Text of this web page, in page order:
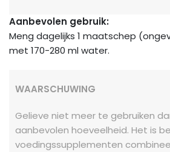
Aanbevolen gebruik:
Meng dagelijks 1 maatschep
met 170-280 ml water.
WAARSCHUWING
Gelieve niet meer te gebruiken
aanbevolen hoeveelheid. Het is
voedingssupplementen